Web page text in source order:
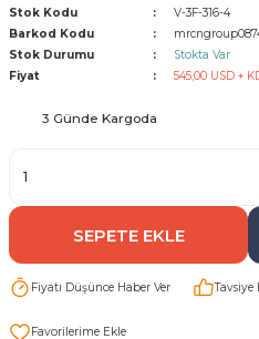
Vana
VANA
VANA
Stok Kodu
V-3F-316-4
Barkod Kodu
Stok Durumu
Stokta Var
Fiyat
545,00 USD +
3 Günde Kargoda
SEPETE EKLE
Fiyatı Düşünce Haber Ver Tavsiye